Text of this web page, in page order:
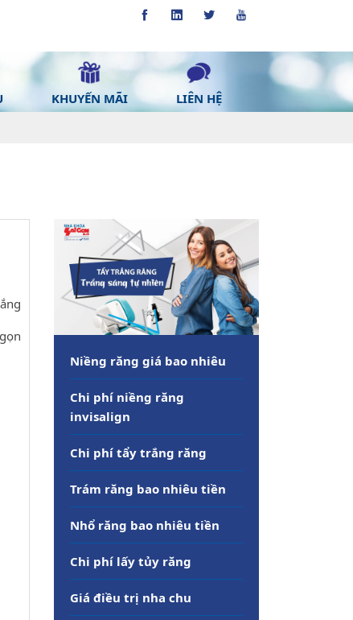
KHUYẾN MÃI
LIÊN HỆ
Niềng răng giá bao nhiêu
Chi phí niềng răng
invisalign
Chi phí tẩy trắng răng
Trám răng bao nhiêu tiền
Nhổ răng bao nhiêu tiền
Chi phí lấy tủy răng
Giá điều trị nha chu